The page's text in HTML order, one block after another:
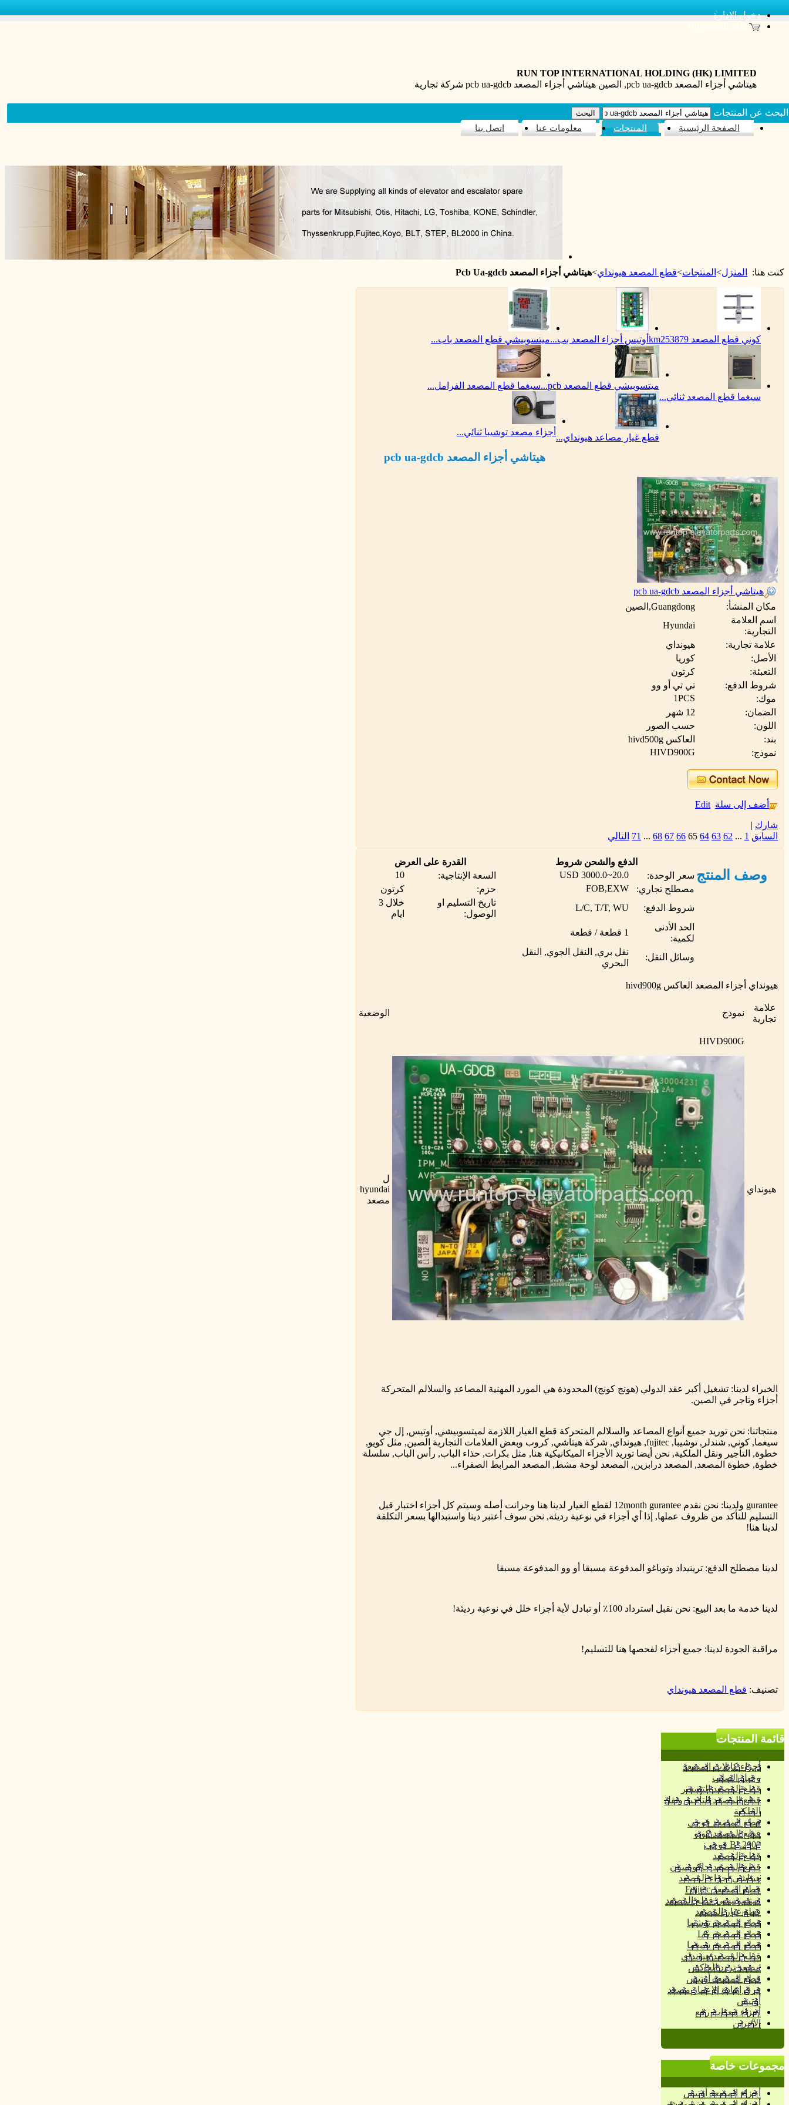
دخول الادارة
RUN TOP INTERNATIONAL HOLDING (HK) LIMITED
هيتاشي أجزاء المصعد pcb ua-gdcb, الصين هيتاشي أجزاء المصعد pcb ua-gdcb شركة تجارية
الصفحة الرئيسية المنتجات معلومات عنا اتصل بنا
البحث عن المنتجات
كنت هنا: المنزل> المنتجات>قطع المصعد هيونداي>هيتاشي أجزاء المصعد Pcb Ua-gdcb
كوني قطع المصعد km253879 أوتيس أجزاء المصعد بب...ميتسوبيشي قطع المصعد باب...
سيغما قطع المصعد ثنائي...
ميتسوبيشي قطع المصعد pcb... سيغما قطع المصعد الفرامل...
قطع غيار مصاعد هيونداي...
أجزاء مصعد توشيبا ثنائي...
هيتاشي أجزاء المصعد pcb ua-gdcb
هيتاشي أجزاء المصعد pcb ua-gdcb
مكان المنشأ:
Guangdong,الصين
اسم العلامة
التجارية:
Hyundai
علامة تجارية:
هيونداي
الأصل:
كوريا
التعبئة:
كرتون
شروط الدفع:
تي تي أو وو
موك:
1PCS
الضمان:
12 شهر
اللون:
حسب الصور
بند:
العاكس hivd500g
نموذج:
HIVD900G
أضف إلى سلة Edit
شارك |
السابق 1
...
62
63
64
65
66
67
68
...
71 التالي
وصف المنتج
الدفع والشحن شروط
القدرة على العرض
سعر الوحدة:
20.0~3000.0 USD السعة الإنتاجية:
10
مصطلح تجاري:
FOB,EXW حزم:
كرتون
شروط الدفع:
L/C, T/T, WU
تاريخ التسليم او
الوصول:
خلال 3
ايام
الحد الأدنى
لكمية:
1 قطعة / قطعة
وسائل النقل:
نقل بري, النقل الجوي, النقل
البحري
هيونداي أجزاء المصعد العاكس hivd900g
علامة
تجارية
نموذج الوضعية
هيونداي
HIVD900G
ل
hyundai
مصعد
الخبراء لدينا: تشغيل أكبر عقد الدولي (هونج كونج) المحدودة هي المورد المهنية المصاعد والسلالم المتحركة
أجزاء وتاجر في الصين.
منتجاتنا: نحن توريد جميع أنواع المصاعد والسلالم المتحركة قطع الغيار اللازمة لميتسوبيشي, أوتيس, إل جي
سيغما, كوني, شندلر, توشيبا, fujitec, هيونداي, شركة هيتاشي, كروب وبعض العلامات التجارية الصين, مثل كويو,
خطوة, التأجير ونقل الملكية, نحن أيضا توريد الأجزاء الميكانيكية هنا, مثل بكرات, حذاء الباب, رأس الباب, سلسلة
خطوة, خطوة المصعد, المصعد درابزين, المصعد لوحة مشط, المصعد المرابط الصفراء...
gurantee ولدينا: نحن نقدم 12month gurantee لقطع الغيار لدينا هنا وجرانت أصله وسيتم كل أجزاء اختبار قبل
التسليم للتأكد من ظروف عملها, إذا أي أجزاء في نوعية رديئة, نحن سوف أعتبر دينا واستبدالها بسعر التكلفة
لدينا هنا!
لدينا مصطلح الدفع: ترينيداد وتوباغو المدفوعة مسبقا أو وو المدفوعة مسبقا
لدينا خدمة ما بعد البيع: نحن نقبل استرداد 100٪ أو تبادل لأية أجزاء خلل في نوعية رديئة!
مراقبة الجودة لدينا: جميع أجزاء لفحصها هنا للتسليم!
تصنيف: قطع المصعد هيونداي
قائمة المنتجات
أجزاء كابلات المصعد
وحبل الصلب
قطع المصعد التشفير
قطع المصعد التأجير ونقل
الملكية
قطع المصعد فوجي
قطع المصعد كويو
BL2000 فوجي
قطع المصعد
قطع المصعد جاكوبسون
هيتاشي أجزاء المصعد
قطع المصعد Fujitec
ميتسوبيشي قطع المصعد
قطع غيار المصعد
قطع المصعد توشيبا
قطع المصعد LG
قطع المصعد سيغما
قطع المصعد هيونداي
مصعد تردد العاكس
قطع المصعد أوتيس
فرق إعادة الإعمار مصعد
أوتيس
أجزاء معدات رفع
الآخرين
مجموعات خاصة
أجزاء المصعد أوتيس